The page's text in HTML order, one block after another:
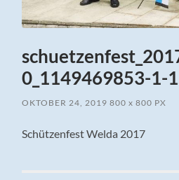
0_1149469853-1-
OKTOBER 24, 2019 800x 800 PX
Schützenfest Welda 2017